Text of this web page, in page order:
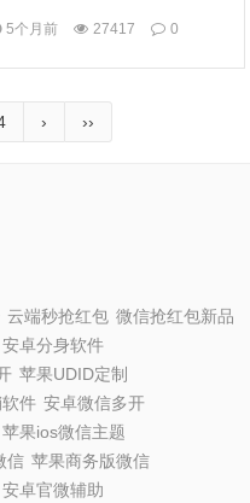
5个月前 27417 0
› ››
云端秒抢红包 微信抢红包新品
安卓分身软件
苹果UDID定制
件 安卓微信多开
苹果ios微信主题
信 苹果商务版微信
安卓官微辅助